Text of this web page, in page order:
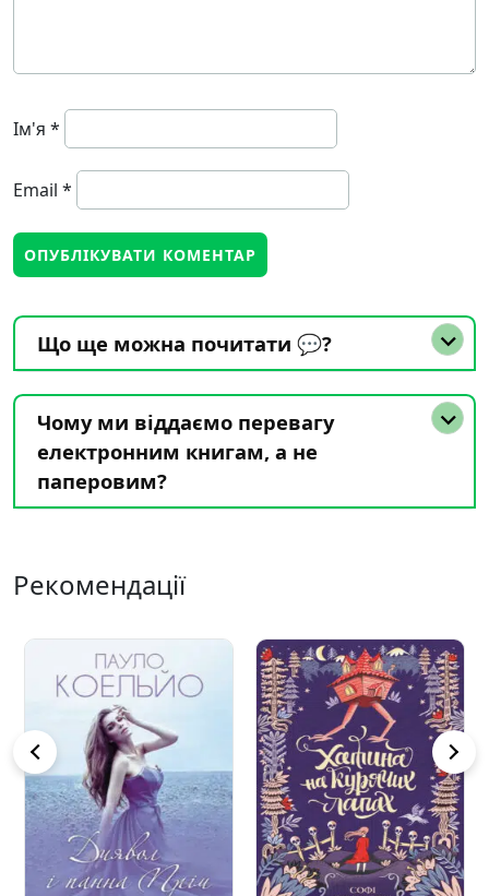
Ім'я *
Email *
Що ще можна почитати 💬?
Чому ми віддаємо перевагу
електронним книгам, а не
паперовим?
Рекомендації